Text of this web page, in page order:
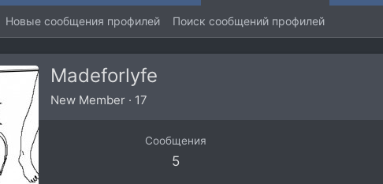
Новые сообщения профилей Поиск сообщений профилей
Madeforlyfe
New Member · 17
Сообщения
5